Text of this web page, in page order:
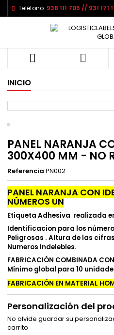
Teléfono: 938 111 705 // 931 171
 
INICIO
PANEL NARANJA
300X400 MM - NO
Referencia PN002
PANEL NARANJA CON
NÚMEROS UN
Etiqueta Adhesiva realizada
Identificacion para los
Peligrosas . Altura de las
Numeros Indelebles.
FABRICACIÓN COMBINADA
Mínimo global para 10
FABRICACIÓN EN MATERIAL
Personalización del
No olvide guardar su
carrito